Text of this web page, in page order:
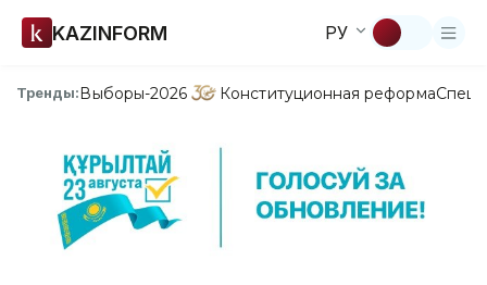
KAZINFORM РУ
Тренды:Выборы-2026 Конституционная реформа